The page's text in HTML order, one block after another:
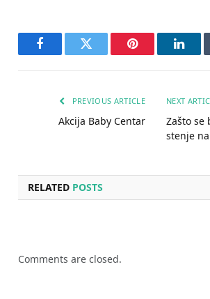
FacebookTwitter Pinterest
PREVIOUS ARTICLE
Akcija Baby Centar
NEXT
Zašto se
stenje
RELATED POSTS
Comments are closed.